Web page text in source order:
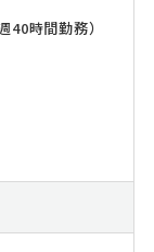
時間勤務）